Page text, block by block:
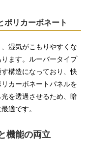
ポリカーボネート
湿気がこもりやすくな
ます。ルーバータイプ
構造になっており、快
カーボネートパネルを
を透過させるため、暗
適です。
機能の両立